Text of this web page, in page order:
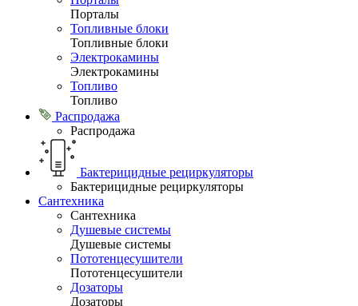
Порталы
Топливные блоки
Топливные блоки
Электрокамины
Электрокамины
Топливо
Топливо
Распродажа
Распродажа
Бактерицидные рециркуляторы
Бактерицидные рециркуляторы
Сантехника
Сантехника
Душевые системы
Душевые системы
Пототенцесушители
Пототенцесушители
Дозаторы
Дозаторы